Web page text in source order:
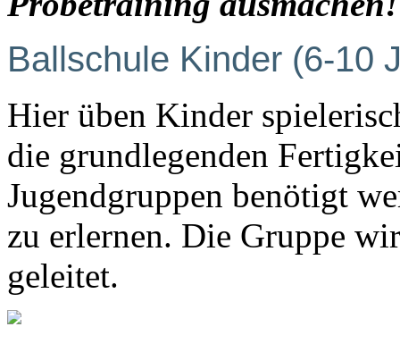
Ballschule Kinder (6-10
Hier üben Kinder
die grundlegenden
Jugendgruppen benötigt
zu erlernen. Die Gruppe
geleitet.